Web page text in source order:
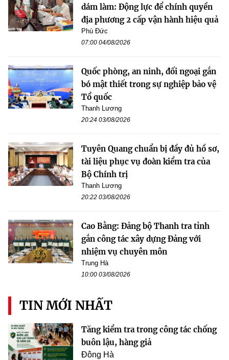
dám làm: Động lực để chính quyền
địa phương 2 cấp vận hành hiệu quả
Phú Đức
07:00 04/08/2026
Quốc phòng, an ninh, đối ngoại gắn
bó mật thiết trong sự nghiệp bảo vệ
Tổ quốc
Thanh Lương
20:24 03/08/2026
Tuyên Quang chuẩn bị đầy đủ hồ sơ,
tài liệu phục vụ đoàn kiểm tra của
Bộ Chính trị
Thanh Lương
20:22 03/08/2026
Cao Bằng: Đảng bộ Thanh tra tỉnh
gắn công tác xây dựng Đảng với
nhiệm vụ chuyên môn
Trung Hà
10:00 03/08/2026
TIN MỚI NHẤT
Tăng kiểm tra trong công tác chống
buôn lậu, hàng giả
Đông Hà